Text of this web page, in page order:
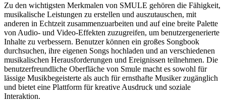
Zu den wichtigsten Merkmalen von SMULE gehören die Fähigkeit,
musikalische Leistungen zu erstellen und auszutauschen, mit
anderen in Echtzeit zusammenzuarbeiten und auf eine breite Palette
von Audio- und Video-Effekten zuzugreifen, um benutzergenerierte
Inhalte zu verbessern. Benutzer können ein großes Songbook
durchsuchen, ihre eigenen Songs hochladen und an verschiedenen
musikalischen Herausforderungen und Ereignissen teilnehmen. Die
benutzerfreundliche Oberfläche von Smule macht es sowohl für
lässige Musikbegeisterte als auch für ernsthafte Musiker zugänglich
und bietet eine Plattform für kreative Ausdruck und soziale
Interaktion.